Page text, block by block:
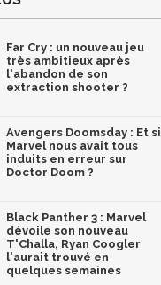
Far Cry : un nouveau jeu
très ambitieux après
l'abandon de son
extraction shooter ?
Avengers Doomsday : Et si
Marvel nous avait tous
induits en erreur sur
Doctor Doom ?
Black Panther 3 : Marvel
dévoile son nouveau
T'Challa, Ryan Coogler
l'aurait trouvé en
quelques semaines